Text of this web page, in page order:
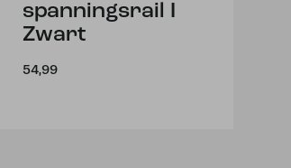
spanningsrail I
Zwart
54,99